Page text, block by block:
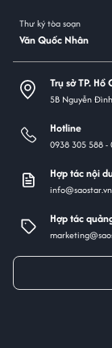
Thư ký tòa soạn
Văn Quốc Nhân
Trụ sở TP. Hồ
5B Nguyễn
Hotline
0938 305 588 -
Hợp tác nội
info@saostar.vn
Hợp tác